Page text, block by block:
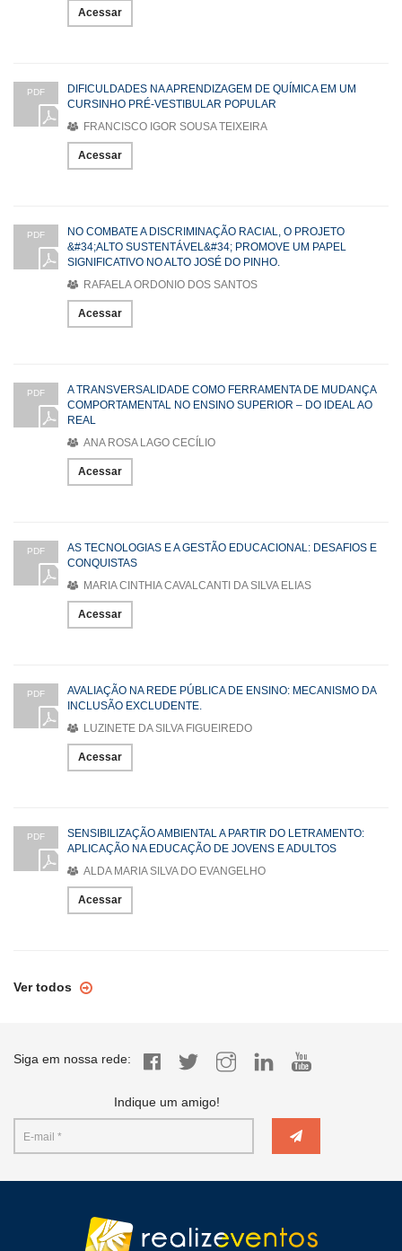
Acessar
PDF
DIFICULDADES NA APRENDIZAGEM DE QUÍMICA EM UM
CURSINHO PRÉ-VESTIBULAR POPULAR
FRANCISCO IGOR SOUSA TEIXEIRA
Acessar
PDF
NO COMBATE A DISCRIMINAÇÃO RACIAL, O PROJETO
&#34;ALTO SUSTENTÁVEL&#34; PROMOVE UM PAPEL
SIGNIFICATIVO NO ALTO JOSÉ DO PINHO.
RAFAELA ORDONIO DOS SANTOS
Acessar
PDF
A TRANSVERSALIDADE COMO FERRAMENTA DE MUDANÇA
COMPORTAMENTAL NO ENSINO SUPERIOR – DO IDEAL AO
REAL
ANA ROSA LAGO CECÍLIO
Acessar
PDF
AS TECNOLOGIAS E A GESTÃO EDUCACIONAL: DESAFIOS E
CONQUISTAS
MARIA CINTHIA CAVALCANTI DA SILVA ELIAS
Acessar
PDF
AVALIAÇÃO NA REDE PÚBLICA DE ENSINO: MECANISMO DA
INCLUSÃO EXCLUDENTE.
LUZINETE DA SILVA FIGUEIREDO
Acessar
PDF
SENSIBILIZAÇÃO AMBIENTAL A PARTIR DO LETRAMENTO:
APLICAÇÃO NA EDUCAÇÃO DE JOVENS E ADULTOS
ALDA MARIA SILVA DO EVANGELHO
Acessar
Ver todos
Siga em nossa rede:
Indique um amigo!